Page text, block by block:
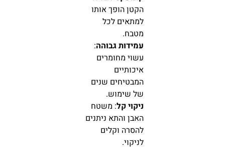
הקטן הופך אותו
למתאים לכל
מטבח.
עמידות גבוהה:
עשוי מחומרים
איכותיים
המבטיחים שנים
של שימוש.
ניקוי קל: משטח
האבן והתא ניתנים
להסרה וקלים
לניקוי.